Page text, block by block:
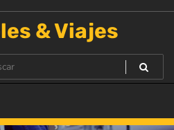
& Viajes